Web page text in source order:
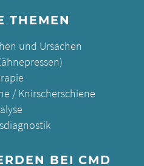
THEMEN
und Ursachen
/ Knirscherschiene
BEI CMD